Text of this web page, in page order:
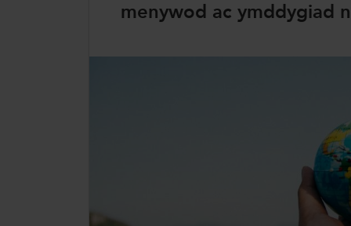
ColegauCymru
menywod ac ymddygiad